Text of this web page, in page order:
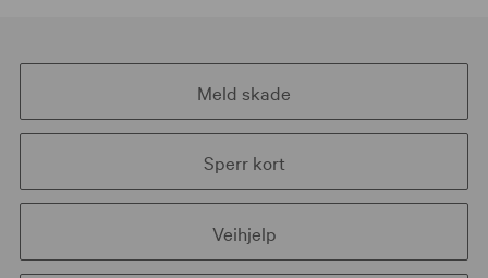
Meld skade
Sperr kort
Veihjelp